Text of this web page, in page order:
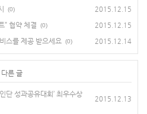
(0) 2015.12.15
” 협약 체결 (0) 2015.12.15
스를 제공 받으세요 (0) 2015.12.14
른 글
단 성과공유대회’ 최우수상
2015.12.13